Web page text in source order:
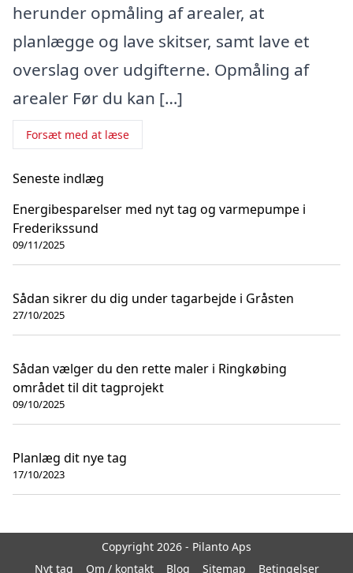
herunder opmåling af arealer, at
planlægge og lave skitser, samt lave et
overslag over udgifterne. Opmåling af
arealer Før du kan […]
Forsæt med at læse
Seneste indlæg
Energibesparelser med nyt tag og varmepumpe i
Frederikssund
09/11/2025
Sådan sikrer du dig under tagarbejde i Gråsten
27/10/2025
Sådan vælger du den rette maler i Ringkøbing
området til dit tagprojekt
09/10/2025
Planlæg dit nye tag
17/10/2023
Copyright 2026 - Pilanto Aps
Nyt tag
Om / kontakt Blog Sitemap Betingelser